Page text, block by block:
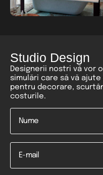
Studio Design
Designerii nostri vă vor
simulări care să vă
pentru decorare,
costurile.
Nume
Email